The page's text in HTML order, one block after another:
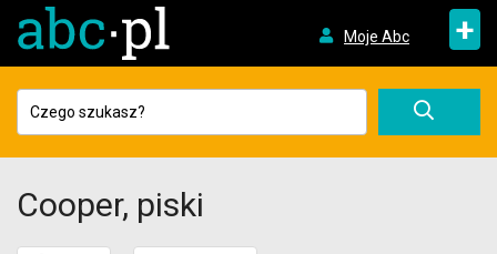
Moje Abc +
Cooper, piski